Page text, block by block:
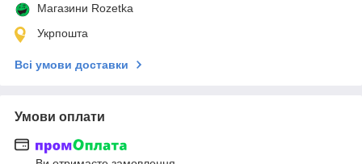
Магазини Rozetka
Укрпошта
Всі умови доставки
Умови оплати